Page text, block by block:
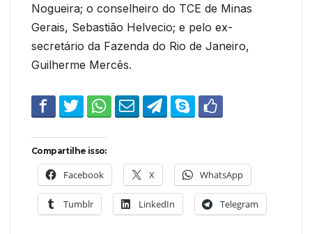
Nogueira; o conselheiro do TCE de Minas
Gerais, Sebastião Helvecio; e pelo ex-
secretário da Fazenda do Rio de Janeiro,
Guilherme Mercês.
Compartilhe isso:
Facebook X WhatsApp
Tumblr LinkedIn Telegram